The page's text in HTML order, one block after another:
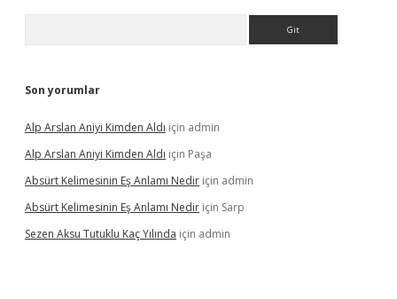
Son yorumlar
Alp Arslan Aniyi Kimden Aldı için admin
Alp Arslan Aniyi Kimden Aldı için Paşa
Absürt Kelimesinin Eş Anlamı Nedir için admin
Absürt Kelimesinin Eş Anlamı Nedir için Sarp
Sezen Aksu Tutuklu Kaç Yılında için admin